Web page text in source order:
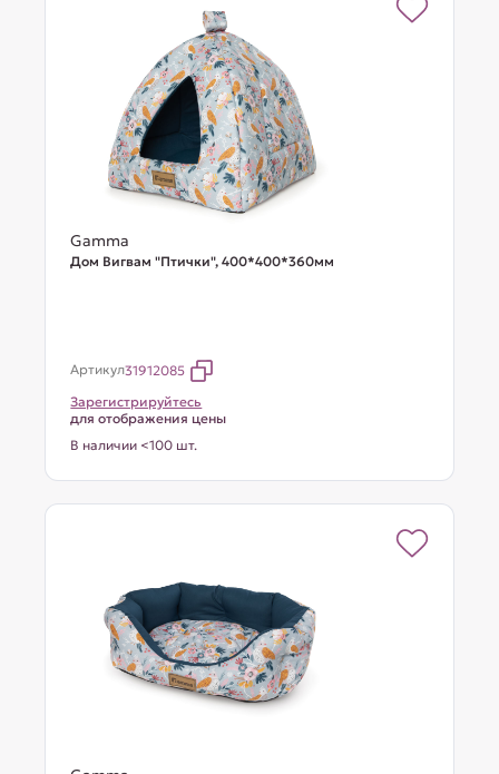
Gamma
Дом Вигвам "Птички", 400*400*360мм
Артикул31912085
Зарегистрируйтесь
для отображения цены
В наличии <100 шт.